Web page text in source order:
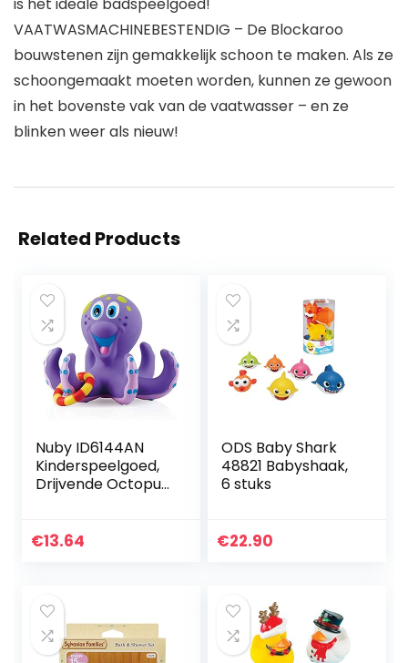
is het ideale badspeelgoed!
VAATWASMACHINEBESTENDIG – De Blockaroo
bouwstenen zijn gemakkelijk schoon te maken. Als ze
schoongemaakt moeten worden, kunnen ze gewoon
in het bovenste vak van de vaatwasser – en ze
blinken weer als nieuw!
Related Products
Nuby ID6144AN
Kinderspeelgoed,
Drijvende Octopus
Drijven Op Het
€13.64
ODS Baby Shark
48821 Babyshaak,
6 stuks
€22.90